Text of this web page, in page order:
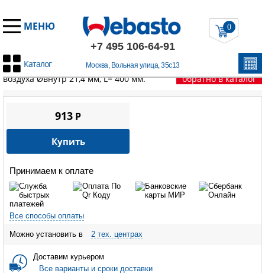
МЕНЮ
+7 495 106-64-91
Москва, Вольная улица, 35с13
Каталог
0
Главная / Запчасти Вебасто/Thermo Top Evo
Трубка забора
воздуха Øвнутр 21,4 мм, L= 400 мм.
обратно в каталог
Принимаем к оплате
Все способы оплаты
Можно установить в 2 тех. центрах
Доставим курьером
Все варианты и сроки доставки
913 P
Купить